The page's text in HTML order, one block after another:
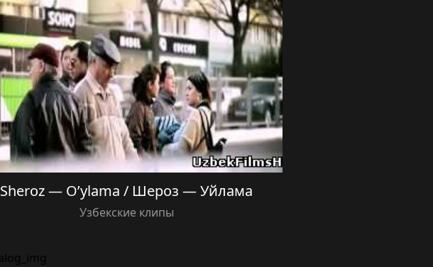
Sheroz — O’ylama / Шероз — Уйлама
Узбекские клипы